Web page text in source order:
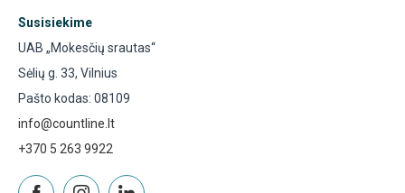
Susisiekime
UAB „Mokesčių srautas“
Sėlių g. 33, Vilnius
Pašto kodas: 08109
info@countline.lt
+370 5 263 9922